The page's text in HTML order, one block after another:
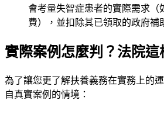
會考量失智症患者的實際需求（
費），並扣除其已領取的政府補
實際案例怎麼判？法院這
為了讓您更了解扶養義務在實務上的
自真實案例的情境：